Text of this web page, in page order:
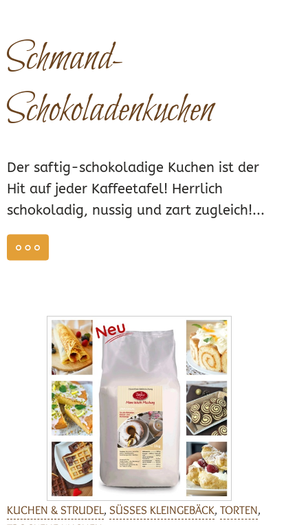
Schmand-
Schokoladenkuchen
Der saftig-schokoladige Kuchen ist der
Hit auf jeder Kaffeetafel! Herrlich
schokoladig, nussig und zart zugleich!...
KUCHEN & STRUDEL, SÜSSES KLEINGEBÄCK, TORTEN,